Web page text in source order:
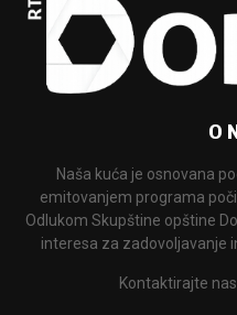
O
Naša kuća je osnovana
emitovanjem programa
Odlukom Skupštine opštine
interesa za zadovoljavanje
Kontaktirajte